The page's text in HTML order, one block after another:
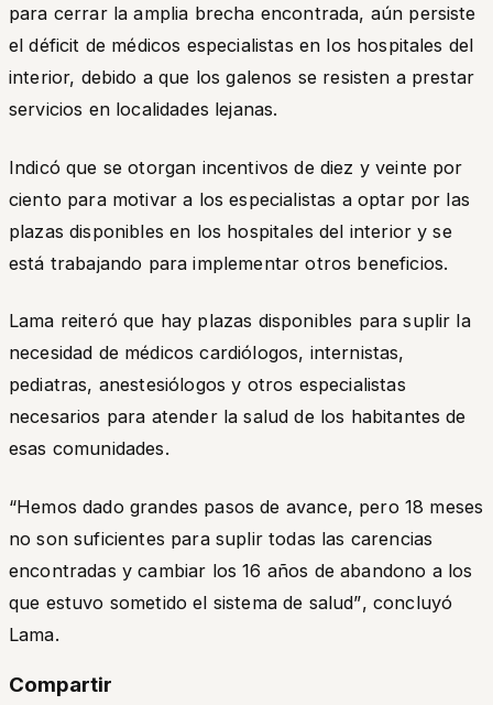
para cerrar la amplia brecha encontrada, aún persiste
el déficit de médicos especialistas en los hospitales del
interior, debido a que los galenos se resisten a prestar
servicios en localidades lejanas.
Indicó que se otorgan incentivos de diez y veinte por
ciento para motivar a los especialistas a optar por las
plazas disponibles en los hospitales del interior y se
está trabajando para implementar otros beneficios.
Lama reiteró que hay plazas disponibles para suplir la
necesidad de médicos cardiólogos, internistas,
pediatras, anestesiólogos y otros especialistas
necesarios para atender la salud de los habitantes de
esas comunidades.
“Hemos dado grandes pasos de avance, pero 18 meses
no son suficientes para suplir todas las carencias
encontradas y cambiar los 16 años de abandono a los
que estuvo sometido el sistema de salud”, concluyó
Lama.
Compartir